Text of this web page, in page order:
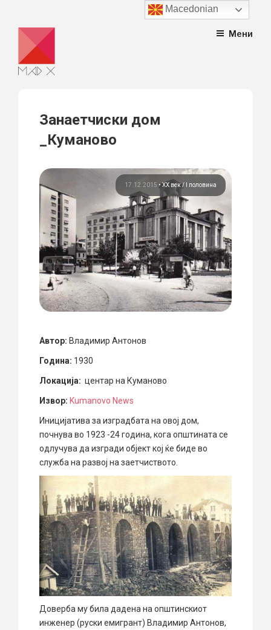
content
Мени
Занаетчиски дом
_Куманово
17.12.2015 •ХХ век / I половина
Автор: Владимир Антонов
Година: 1930
Локација: центар на Куманово
Извор: Kumanovo News
Иницијатива за изградбата на овој дом,
почнува во 1923 -24 година, кога општината се
одлучува да изгради објект кој ќе биде во
служба на развој на заетчиството.
Доверба му била дадена на општинскиот
инженер (руски емигрант) Владимир Антонов,
Macedonian